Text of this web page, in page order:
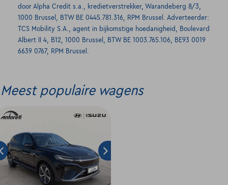
door Alpha Credit s.a., kredietverstrekker, Warandeberg 8/3,
1000 Brussel, BTW BE 0445.781.316, RPM Brussel. Adverteerder:
TCS Mobility S.A., agent in bijkomstige hoedanigheid, Boulevard
Albert II 4, B12, 1000 Brussel, BTW BE 1003.765.106, BE93 0019
6639 0767, RPM Brussel.
Meest populaire wagens